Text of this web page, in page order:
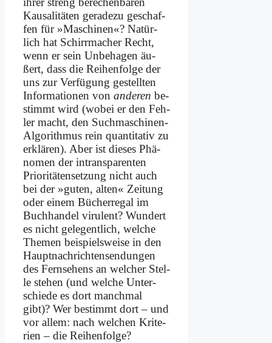
Kau­sa­li­tä­ten ge­ra­de­zu ge­schaf­
fen für »Ma­schi­nen«? Na­tür­
lich hat Schirr­ma­cher Recht,
wenn er sein Un­be­ha­gen äu­
ßert, dass die Rei­hen­fol­ge der
uns zur Ver­fü­gung ge­stell­ten
In­for­ma­tio­nen von an­de­ren be­
stimmt wird (wo­bei er den Feh­
ler macht, den Such­ma­schi­nen-
Al­go­rith­mus rein quan­ti­ta­tiv zu
er­klä­ren). Aber ist die­ses Phä­
no­men der in­trans­pa­ren­ten
Prio­ri­tä­ten­set­zung nicht auch
bei der »gu­ten, al­ten« Zei­tung
oder ei­nem Bü­cher­re­gal im
Buch­han­del vi­ru­lent? Wun­dert
es nicht ge­le­gent­lich, wel­che
The­men bei­spiels­wei­se in den
Haupt­nach­rich­ten­sen­dun­gen
des Fern­se­hens an wel­cher Stel­
le ste­hen (und wel­che Un­ter­
schie­de es dort manch­mal
gibt)? Wer be­stimmt dort – und
vor al­lem: nach wel­chen Kri­te­
ri­en – die Rei­hen­fol­ge?